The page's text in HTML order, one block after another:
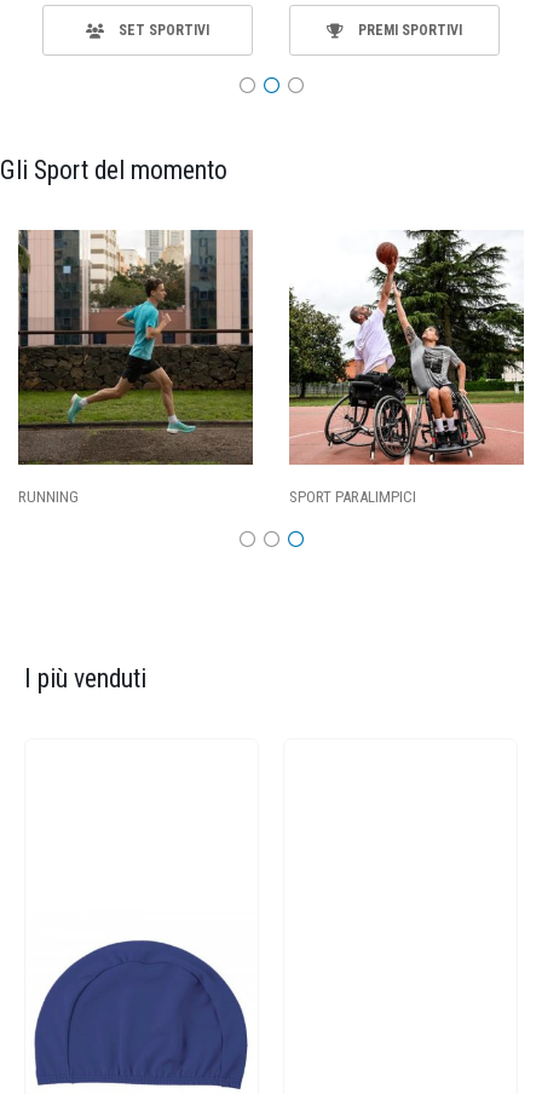
SET SPORTIVI PREMI SPORTIVI
Gli Sport del momento
PARALIMPICI CALCIO
I più venduti